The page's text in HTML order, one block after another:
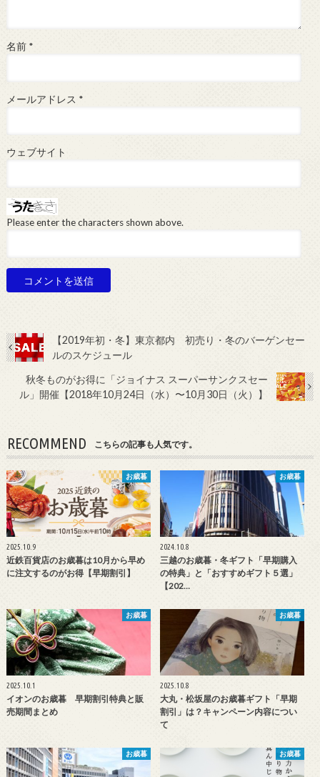
名前 *
メールアドレス *
ウェブサイト
Please enter the characters shown above.
【2019年初・冬】東京都内 初売り・冬のバーゲンセー
ルのスケジュール
秋冬ものがお得に「ジョイナス スーパーサンクスセー
ル」開催【2018年10月24日（水）〜10月30日（火）】
RECOMMEND こちらの記事も人気です。
お歳暮
2025.10.9
近鉄百貨店のお歳暮は10月から早め
に注文するのがお得【早期割引】
お歳暮
2024.10.8
三越のお歳暮・冬ギフト「早期購入
の特典」と「おすすめギフト５選」
【202…
お歳暮
2025.10.1
イオンのお歳暮 早期割引特典と販
売期間まとめ
お歳暮
2025.10.8
大丸・松坂屋のお歳暮ギフト「早期
割引」は？キャンペーン内容につい
て
お歳暮 お歳暮